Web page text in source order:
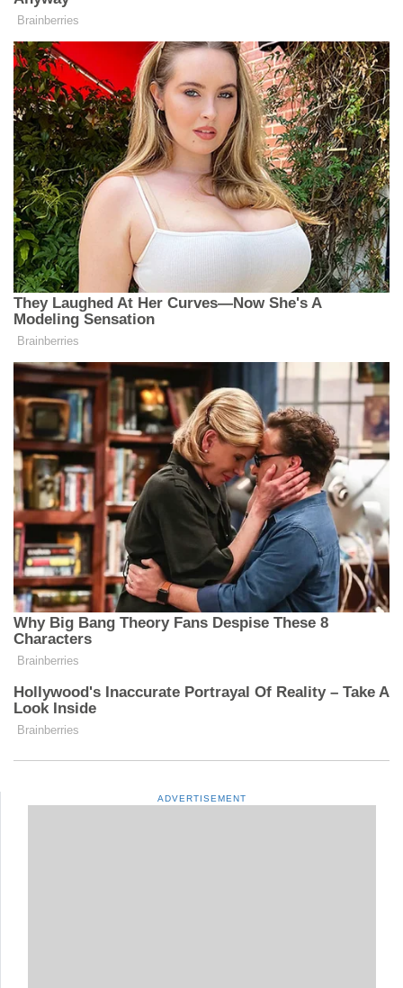
ADVERTISEMENT